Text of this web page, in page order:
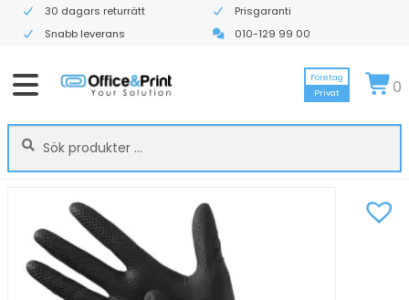
30 dagars returrätt
Prisgaranti
Snabb leverans
010-129 99 00
Sök
efter:
Sök
Företag
Privat
0